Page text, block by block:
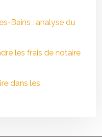
Bains : analyse du
les frais de notaire
dans les